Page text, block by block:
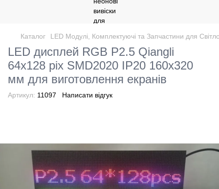
Каталог LED Модулі, Комплектуючі та Запчастини для
LED дисплей RGB P2.5 Qiangli
64x128 pix SMD2020 IP20 160x320
мм для виготовлення екранів
Артикул: 11097 Написати відгук